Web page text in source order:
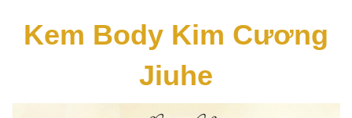
Kem Body Kim Cương
Jiuhe